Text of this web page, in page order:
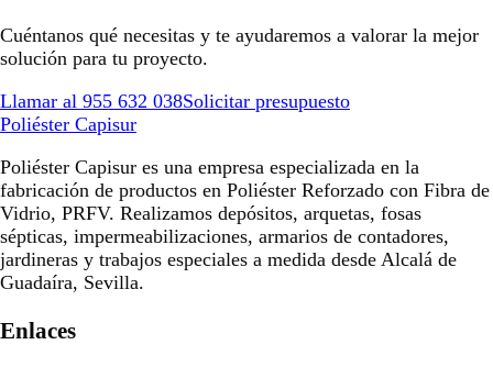
Cuéntanos qué necesitas y te ayudaremos a valorar la mejor
solución para tu proyecto.
Llamar al 955 632 038Solicitar presupuesto
Poliéster Capisur
Poliéster Capisur es una empresa especializada en la
fabricación de productos en Poliéster Reforzado con Fibra de
Vidrio, PRFV. Realizamos depósitos, arquetas, fosas
sépticas, impermeabilizaciones, armarios de contadores,
jardineras y trabajos especiales a medida desde Alcalá de
Guadaíra, Sevilla.
Enlaces